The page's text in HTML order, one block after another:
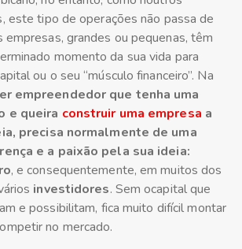
este tipo de operações não passa de
empresas, grandes ou pequenas, têm
momento da sua vida para
ou o seu “músculo financeiro”. Na
empreendedor que tenha uma
e queira construir uma empresa a
precisa normalmente de uma
e a paixão pela sua ideia:
, e consequentemente, em muitos dos
investidores. Sem ocapital que
e possibilitam, fica muito difícil montar
no mercado.